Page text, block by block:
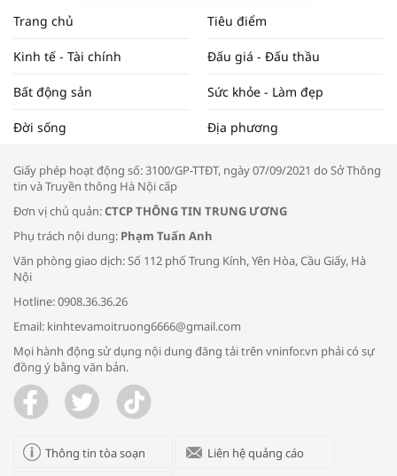
NAM NĂM 2024 VÀ NĂM 2025 | NHỊP
ĐẬP THỊ TRƯỜNG #62
Tọa đàm “Xúc tiến thương mại: Khơi
Bác sĩ tư vấn cách phòng tránh bệnh
đường hô hấp trong thời tiết giao mùa
Trao yêu thương cho em
Trang chủ Tiêu điểm
Kinh tế - Tài chính Đấu giá - Đấu thầu
Bất động sản Sức khỏe - Làm đẹp
Đời sống Địa phương
Giấy phép hoạt động số: 3100/GP-TTĐT, ngày 07/09/2021 do Sở Thông
tin và Truyền thông Hà Nội cấp
Đơn vị chủ quản:CTCP THÔNG TIN TRUNG ƯƠNG
Phụ trách nội dung: Phạm Tuấn Anh
Văn phòng giao dịch: Số 112 phố Trung Kính, Yên Hòa, Cầu Giấy, Hà
Nội
Hotline: 0908.36.36.26
Email: kinhtevamoitruong6666@gmail.com
Mọi hành động sử dụng nội dung đăng tải trên vninfor.vn phải có sự
đồng ý bằng văn bản.
Thông tin tòa soạn Liên hệ quảng cáo